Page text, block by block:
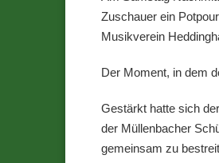
Zuschauer ein
Musikverein
Der Moment, in dem
Gestärkt hatte sich
der Müllenbacher
gemeinsam zu